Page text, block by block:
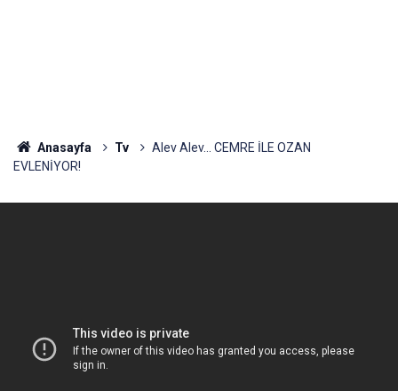
Anasayfa Tv
Alev Alev... CEMRE İLE OZAN
EVLENİYOR!